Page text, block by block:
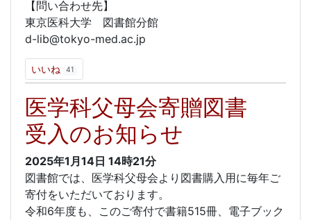
【問い合わせ先】
東京医科大学 図書館分館
d-lib@tokyo-med.ac.jp
いいね 41
医学科父母会寄贈図書
受入のお知らせ
2025年1月14日 14時21分
図書館では、医学科父母会より図書購入用に毎年ご
寄付をいただいております。
令和6年度も、このご寄付で書籍515冊、電子ブック